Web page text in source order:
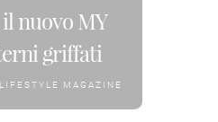
nuovo MY
griffati
MAGAZINE